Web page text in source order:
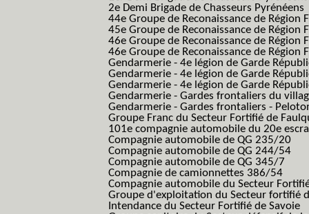
2e Demi Brigade de Chasseurs Pyrénéens
44e Groupe de Reconaissance de Région
45e Groupe de Reconaissance de Région
46e Groupe de Reconaissance de Région
46e Groupe de Reconaissance de
Gendarmerie - 4e légion de Garde
Gendarmerie - 4e légion de Garde
Gendarmerie - 4e légion de Garde
Gendarmerie - Gardes frontaliers du
Gendarmerie - Gardes frontaliers -
Groupe Franc du Secteur Fortifié de
101e compagnie automobile du 20e
Compagnie automobile de QG 235/20
Compagnie automobile de QG 244/54
Compagnie automobile de QG 345/7
Compagnie de camionnettes 386/54
Compagnie automobile du Secteur
Groupe d'exploitation du Secteur fortifié
Intendance du Secteur Fortifié de Savoie